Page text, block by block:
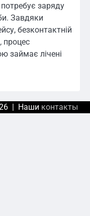
заряду
Завдяки
безконтактній
процес
займає лічені
| Наши контакты